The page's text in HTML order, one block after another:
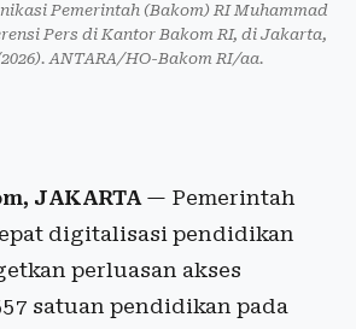
Pemerintah (Bakom) RI Muhammad
Pers di Kantor Bakom RI, di Jakarta,
ANTARA/HO-Bakom RI/aa.
JAKARTA— Pemerintah
digitalisasi pendidikan
perluasan akses
satuan pendidikan pada